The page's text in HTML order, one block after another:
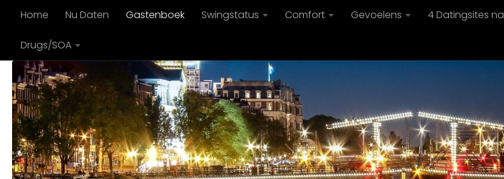
Doorgaan naar inhoud
Home Nu Daten Gastenboek Swingstatus Comfort Gevoelens 4 Datingsites
Drugs/SOA